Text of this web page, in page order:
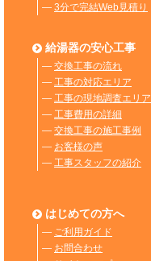
― 3分で完結Web見積り
給湯器の安心工事
― 交換工事の流れ
― 工事の対応エリア
― 工事の現地調査エリア
― 工事費用の詳細
― 交換工事の施工事例
― お客様の声
― 工事スタッフの紹介
はじめての方へ
― ご利用ガイド
― お問合わせ